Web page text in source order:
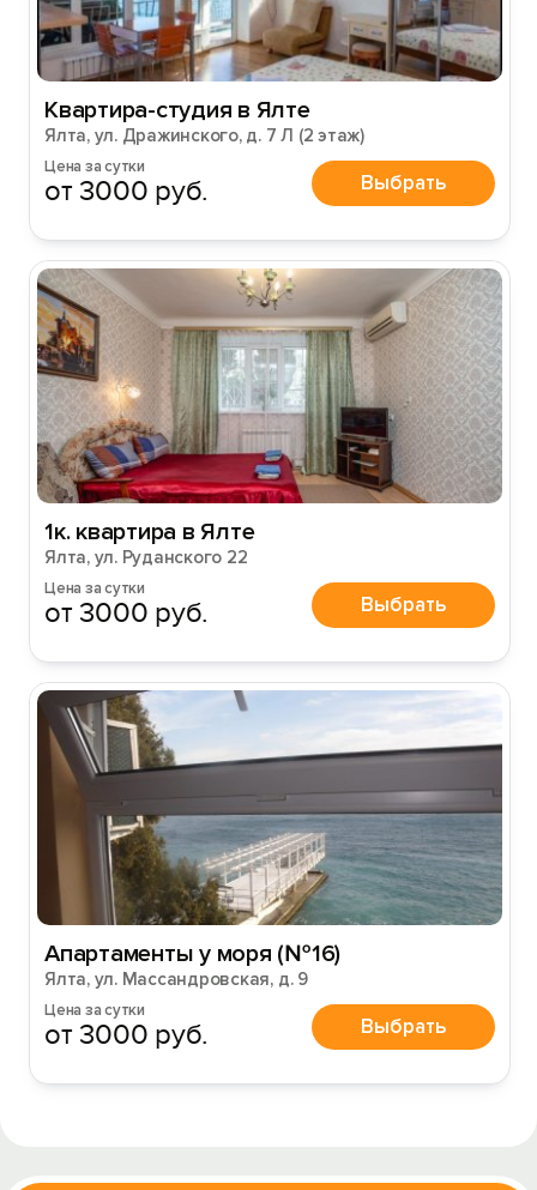
Квартира-студия в Ялте
Ялта, ул. Дражинского, д. 7 Л (2 этаж)
Цена за сутки
от 3000 руб. Выбрать
1к. квартира в Ялте
Ялта, ул. Руданского 22
Цена за сутки
от 3000 руб. Выбрать
Апартаменты у моря (№16)
Ялта, ул. Массандровская, д. 9
Цена за сутки
от 3000 руб. Выбрать